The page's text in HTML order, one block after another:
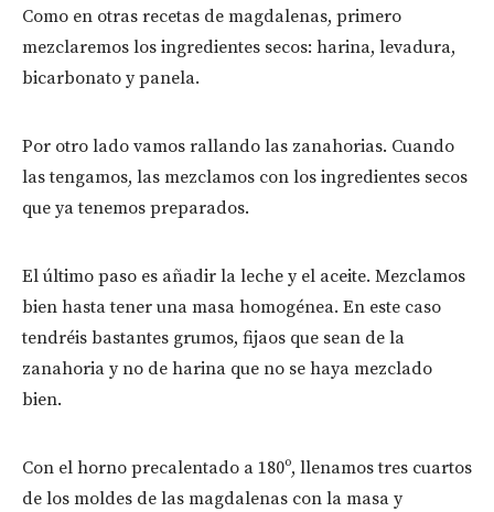
Como en otras recetas de magdalenas, primero
mezclaremos los ingredientes secos: harina, levadura,
bicarbonato y panela.
Por otro lado vamos rallando las zanahorias. Cuando
las tengamos, las mezclamos con los ingredientes secos
que ya tenemos preparados.
El último paso es añadir la leche y el aceite. Mezclamos
bien hasta tener una masa homogénea. En este caso
tendréis bastantes grumos, fijaos que sean de la
zanahoria y no de harina que no se haya mezclado
bien.
Con el horno precalentado a 180º, llenamos tres cuartos
de los moldes de las magdalenas con la masa y